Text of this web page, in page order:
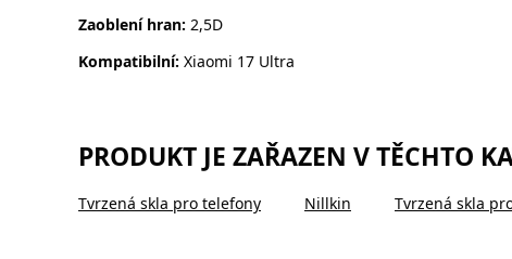
Zaoblení hran: 2,5D
Kompatibilní: Xiaomi 17 Ultra
PRODUKT JE ZAŘAZEN V TĚCHTO
Tvrzená skla pro telefony Nillkin Tvrzená skla